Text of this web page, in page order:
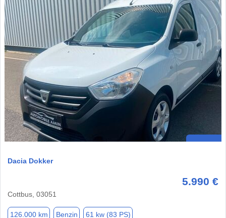
Dacia Dokker
5.990 €
Cottbus, 03051
126.000 km Benzin 61 kw (83 PS)